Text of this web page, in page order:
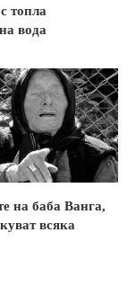
топла
вода
на баба Ванга,
всяка